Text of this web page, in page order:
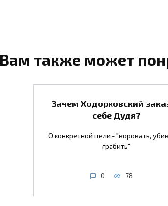
Вам также может
Зачем Ходорковский
себе Дудя?
О конкретной цели - "воровать,
грабить"
0 78